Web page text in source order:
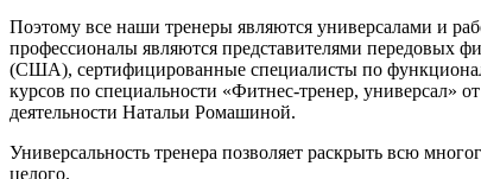
Поэтому все наши тренеры являются универсалами и
профессионалы являются представителями передовых
(США), сертифицированные специалисты по
курсов по специальности «Фитнес-тренер, универсал»
деятельности Натальи Ромашиной.
Универсальность тренера позволяет раскрыть всю
целого.